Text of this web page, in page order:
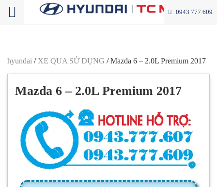
0943 777 609
hyundai / XE QUA SỬ DỤNG /Mazda 6 – 2.0L Premium 2017
Mazda 6 – 2.0L Premium 2017